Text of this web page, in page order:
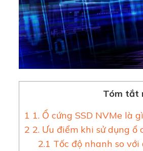
Tóm tắt
1 1. Ổ cứng SSD NVMe là
2 2. Ưu điểm khi sử dụng ổ
2.1 Tốc độ nhanh so với